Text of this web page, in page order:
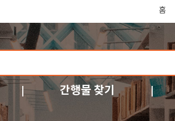
홈
간행물 찾기